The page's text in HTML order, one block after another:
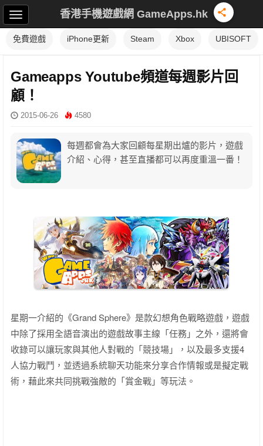
香港手機遊戲網 GameApps.hk
免費遊戲 iPhone更新 Steam Xbox UBISOFT
Gameapps Youtube頻道每週影片回
顧！
2015-06-26 4580
每週都會為大家回顧每星期出爐的影片，遊戲
介紹、心得，甚至直播都可以再度重溫一番！
星期一介紹的《Grand Sphere》是款幻想角色戰略遊戲，遊戲
中除了採用全語音演出的遊戲故事主線「任務」之外，還將會
收錄可以讓玩家與其他人對戰的「競技場」，以及最多支援4
人協力戰鬥，並透過系統聊天功能來分享合作情報或是擬定戰
術，藉此來共同挑戰強敵的「賞金戰」等玩法。